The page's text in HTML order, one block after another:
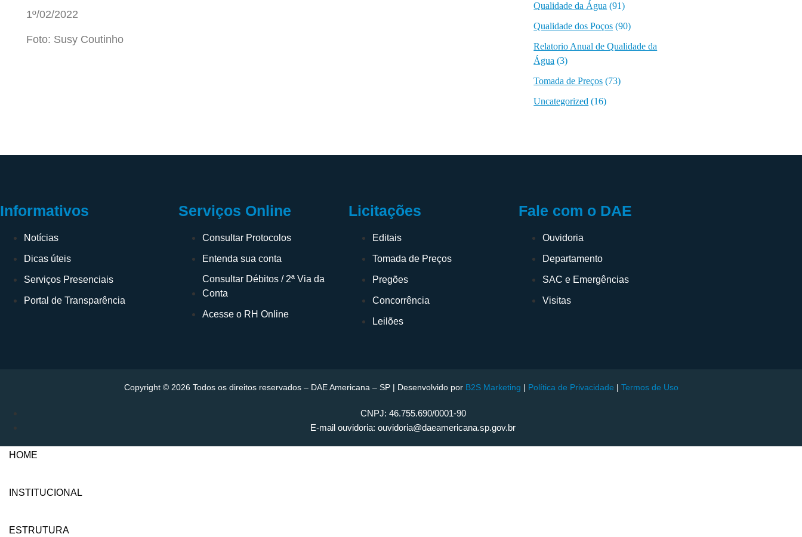
1º/02/2022
Foto: Susy Coutinho
Qualidade da Água (91)
Qualidade dos Poços (90)
Relatorio Anual de Qualidade da
Água (3)
Tomada de Preços (73)
Uncategorized (16)
Informativos
Notícias
Dicas úteis
Serviços Presenciais
Portal de Transparência
Serviços Online
Consultar Protocolos
Entenda sua conta
Consultar Débitos / 2ª Via da
Conta
Acesse o RH Online
Licitações
Editais
Tomada de Preços
Pregões
Concorrência
Leilões
Fale com o DAE
Ouvidoria
Departamento
SAC e Emergências
Visitas
Copyright © 2026 Todos os direitos reservados – DAE Americana – SP | Desenvolvido por B2S Marketing | Política de Privacidade | Termos de Uso
CNPJ: 46.755.690/0001-90
E-mail ouvidoria: ouvidoria@daeamericana.sp.gov.br
HOME
INSTITUCIONAL
ESTRUTURA